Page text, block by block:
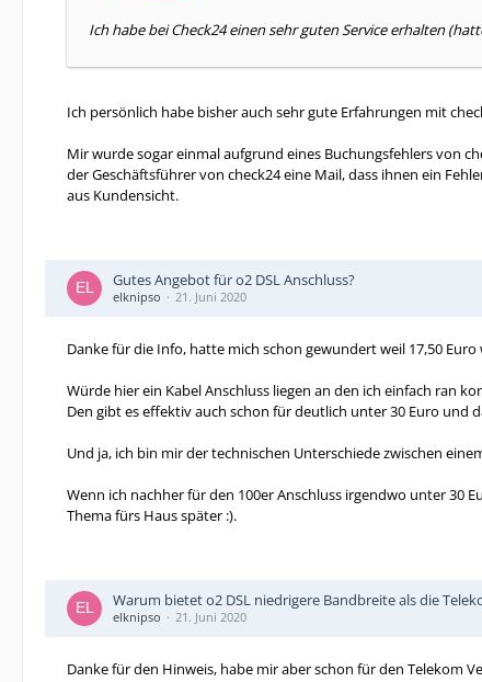
Ich habe bei Check24 einen sehr guten Service erhalten
Ich persönlich habe bisher auch sehr gute Erfahrungen mit
Mir wurde sogar einmal aufgrund eines Buchungsfehlers von
der Geschäftsführer von check24 eine Mail, dass ihnen ein
aus Kundensicht.
Gutes Angebot für o2 DSL Anschluss?
elknipso 21. Juni 2020
Danke für die Info, hatte mich schon gewundert weil 17,50
Würde hier ein Kabel Anschluss liegen an den ich einfach ran
Den gibt es effektiv auch schon für deutlich unter 30 Euro und
Und ja, ich bin mir der technischen Unterschiede zwischen
Wenn ich nachher für den 100er Anschluss irgendwo unter 30
Thema fürs Haus später :).
Warum bietet o2 DSL niedrigere Bandbreite als die
elknipso 21. Juni 2020
Danke für den Hinweis, habe mir aber schon für den Telekom